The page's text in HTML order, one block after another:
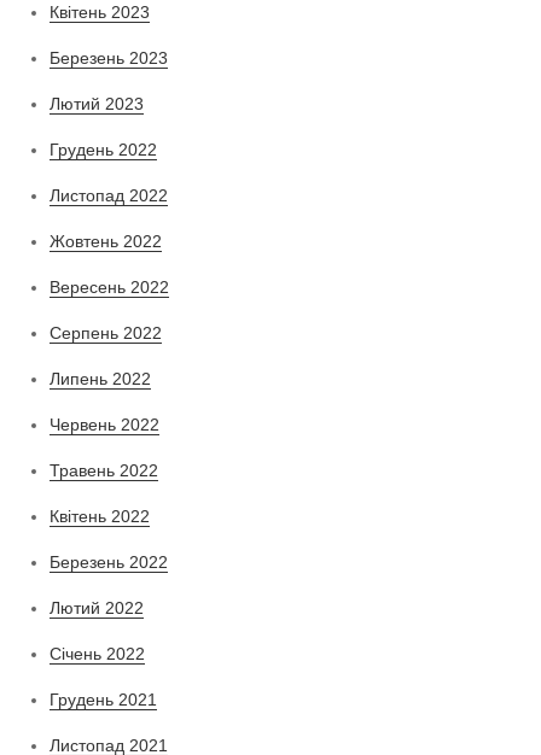
Квітень 2023
Березень 2023
Лютий 2023
Грудень 2022
Листопад 2022
Жовтень 2022
Вересень 2022
Серпень 2022
Липень 2022
Червень 2022
Травень 2022
Квітень 2022
Березень 2022
Лютий 2022
Січень 2022
Грудень 2021
Листопад 2021